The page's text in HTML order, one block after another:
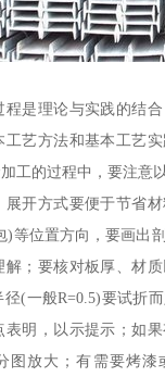
是理论与实践的结
工艺方法和基本工艺
工的过程中，要注意
展开方式要便于节省
)等位置方向，要画出
；要核对板厚、材
(一般R=0.5)要试折
明，以示提示；如
图放大；有需要烤漆